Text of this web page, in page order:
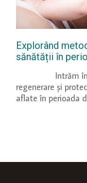
Explorând
sănătății în
Intrăm într-o
regenerare și
aflate în perioada